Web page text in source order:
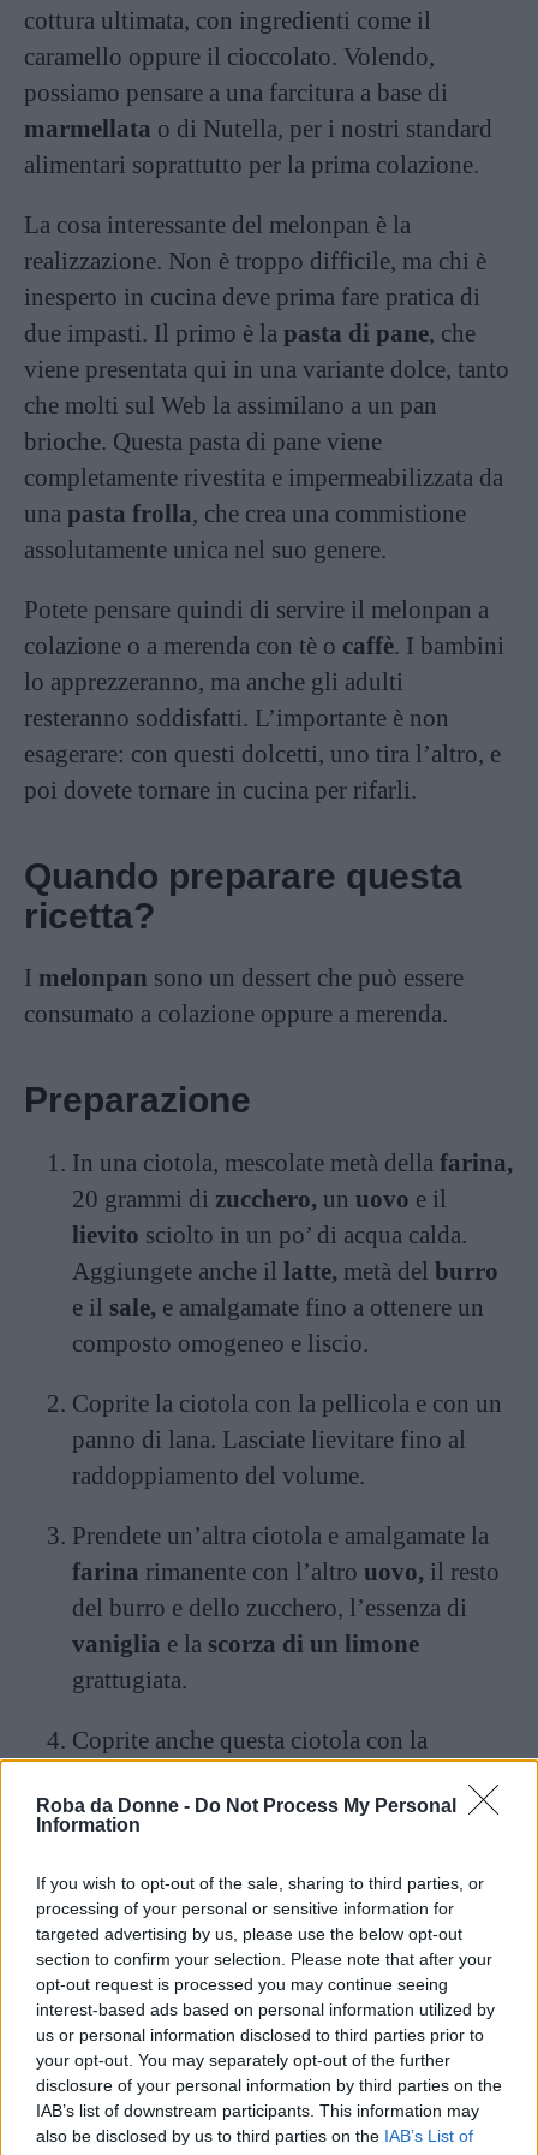
Roba da Donne - Do Not Process My Personal
Information
If you wish to opt-out of the sale, sharing to third parties, or
processing of your personal or sensitive information for
targeted advertising by us, please use the below opt-out
section to confirm your selection. Please note that after your
opt-out request is processed you may continue seeing
interest-based ads based on personal information utilized by
us or personal information disclosed to third parties prior to
your opt-out. You may separately opt-out of the further
disclosure of your personal information by third parties on the
IAB’s list of downstream participants. This information may
also be disclosed by us to third parties on the IAB’s List of
cottura ultimata, con ingredienti come il
caramello oppure il cioccolato. Volendo,
possiamo pensare a una farcitura a base di
marmellata o di Nutella, per i nostri standard
alimentari soprattutto per la prima colazione.
La cosa interessante del melonpan è la
realizzazione. Non è troppo difficile, ma chi è
inesperto in cucina deve prima fare pratica di
due impasti. Il primo è la pasta di pane, che
viene presentata qui in una variante dolce, tanto
che molti sul Web la assimilano a un pan
brioche. Questa pasta di pane viene
completamente rivestita e impermeabilizzata da
una pasta frolla, che crea una commistione
assolutamente unica nel suo genere.
Potete pensare quindi di servire il melonpan a
colazione o a merenda con tè o caffè. I bambini
lo apprezzeranno, ma anche gli adulti
resteranno soddisfatti. L’importante è non
esagerare: con questi dolcetti, uno tira l’altro, e
poi dovete tornare in cucina per rifarli.
Quando preparare questa
ricetta?
I melonpan sono un dessert che può essere
consumato a colazione oppure a merenda.
Preparazione
In una ciotola, mescolate metà della farina,
20 grammi di zucchero, un uovo e il
lievito sciolto in un po’ di acqua calda.
Aggiungete anche il latte, metà del burro
e il sale, e amalgamate fino a ottenere un
composto omogeneo e liscio.
Coprite la ciotola con la pellicola e con un
panno di lana. Lasciate lievitare fino al
raddoppiamento del volume.
Prendete un’altra ciotola e amalgamate la
farina rimanente con l’altro uovo, il resto
del burro e dello zucchero, l’essenza di
vaniglia e la scorza di un limone
grattugiata.
Coprite anche questa ciotola con la
almeno mezz’ora.
Dividete il primo impasto in piccoli
panetti. Stendete invece il secondo impasto
e ritagliate dei cerchi. Il numero di panetti e
di cerchi devono essere lo stesso.
Coprite ogni panetto con un cerchio.
Ponete i panetti ricoperti dai cerchi in una
teglia da forno rivestita con la carta oleata.